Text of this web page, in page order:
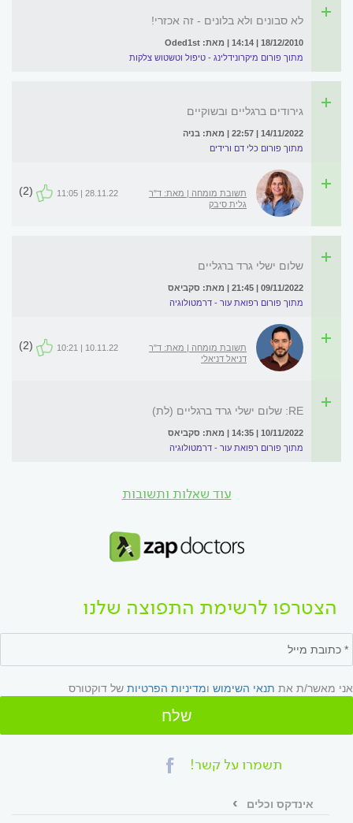
לא סבונים ולא בלונים - זה אכזרי!
18/12/2010 | 14:14 | מאת: Oded1st
מתוך פורום מיקרונידלינג - טיפול וטשטוש צלקות
גירודים ברגליים ובשוקיים
14/11/2022 | 22:57 | מאת: בניה
מתוך פורום כלי דם ורידים
תשובת מומחה | מאת: ד"ר
גלית סיבק
28.11.22 | 11:05
(2)
שלום ישלי גרד ברגליים
09/11/2022 | 21:45 | מאת: סקביאס
מתוך פורום רפואת עור - דרמטולוגיה
תשובת מומחה | מאת: ד"ר
דניאל דניאלי
10.11.22 | 10:21
(2)
RE: שלום ישלי גרד ברגליים (לת)
10/11/2022 | 14:35 | מאת: סקביאס
מתוך פורום רפואת עור - דרמטולוגיה
עוד שאלות ותשובות
הצטרפו לרשימת התפוצה שלנו
אני מאשר/ת את תנאי השימוש ומדיניות הפרטיות של דוקטורס
שלח
תשמרו על קשר!
אינדקס וכלים